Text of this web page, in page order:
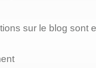
sur le blog sont